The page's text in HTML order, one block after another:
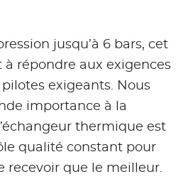
jusqu’à 6 bars, cet
à répondre aux exigences
exigeants. Nous
importance à la
thermique est
qualité constant pour
recevoir que le meilleur.